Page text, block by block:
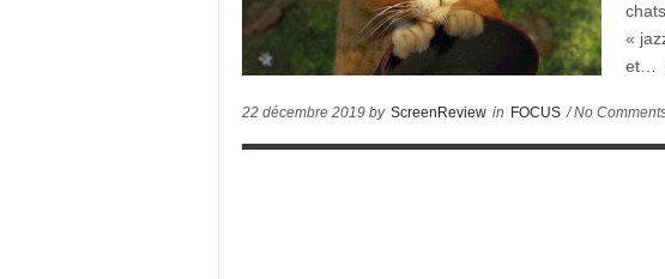
«
et…
22 décembre 2019 by ScreenReview in FOCUS / No